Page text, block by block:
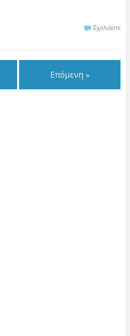
Σχολιάστε
Επόμενη »